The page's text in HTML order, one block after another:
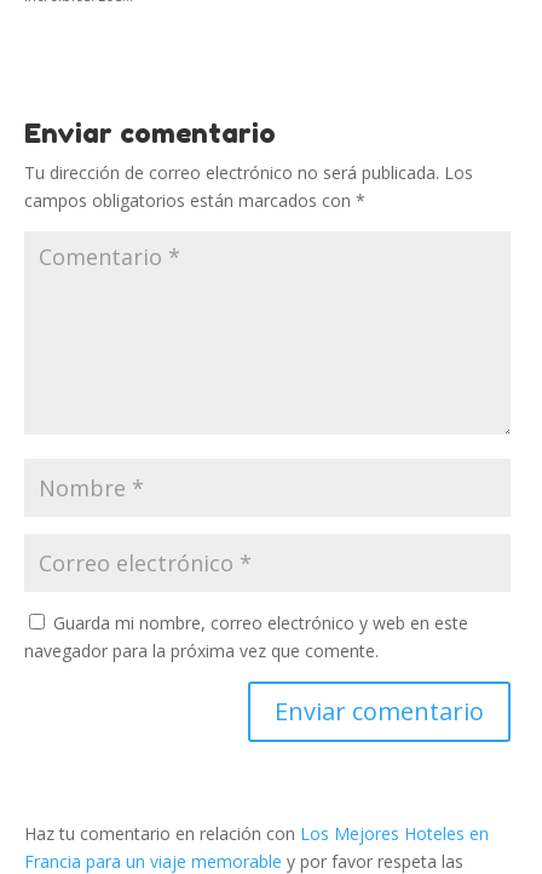
Enviar comentario
Tu dirección de correo electrónico no será publicada. Los
campos obligatorios están marcados con *
Guarda mi nombre, correo electrónico y web en este
navegador para la próxima vez que comente.
Haz tu comentario en relación con Los Mejores Hoteles en
Francia para un viaje memorable y por favor respeta las